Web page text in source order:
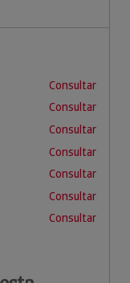
Consultar
Consultar
Consultar
Consultar
Consultar
Consultar
Consultar